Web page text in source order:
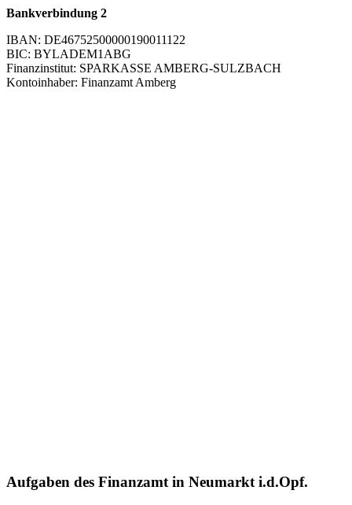
Bankverbindung 2
IBAN: DE46752500000190011122
BIC: BYLADEM1ABG
Finanzinstitut: SPARKASSE AMBERG-SULZBACH
Kontoinhaber: Finanzamt Amberg
Aufgaben des Finanzamt in Neumarkt i.d.Opf.